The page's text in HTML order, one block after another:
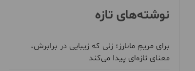
نوشته‌های تازه
برای مریمِ مانارز؛ زنی که زیبایی در برابرش،
معنای تازه‌ای پیدا می‌کند